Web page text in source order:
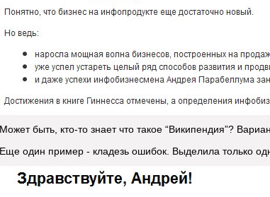
Может быть, кто-то знает что такое “Википендия”?
Еще один пример - кладезь ошибок. Выделила только